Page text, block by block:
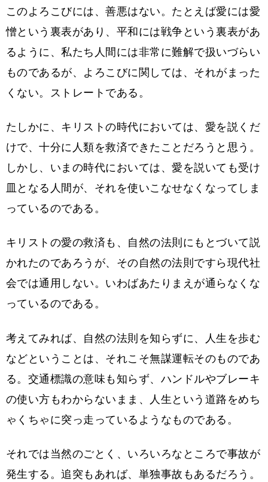
このよろこびには、善悪はない。たとえば愛には愛
憎という裏表があり、平和には戦争という裏表があ
るように、私たち人間には非常に難解で扱いづらい
ものであるが、よろこびに関しては、それがまった
くない。ストレートである。
たしかに、キリストの時代においては、愛を説くだ
けで、十分に人類を救済できたことだろうと思う。
しかし、いまの時代においては、愛を説いても受け
皿となる人間が、それを使いこなせなくなってしま
っているのである。
キリストの愛の救済も、自然の法則にもとづいて説
かれたのであろうが、その自然の法則ですら現代社
会では通用しない。いわばあたりまえが通らなくな
っているのである。
考えてみれば、自然の法則を知らずに、人生を歩む
などということは、それこそ無謀運転そのものであ
る。交通標識の意味も知らず、ハンドルやブレーキ
の使い方もわからないまま、人生という道路をめち
ゃくちゃに突っ走っているようなものである。
それでは当然のごとく、いろいろなところで事故が
発生する。追突もあれば、単独事故もあるだろう。